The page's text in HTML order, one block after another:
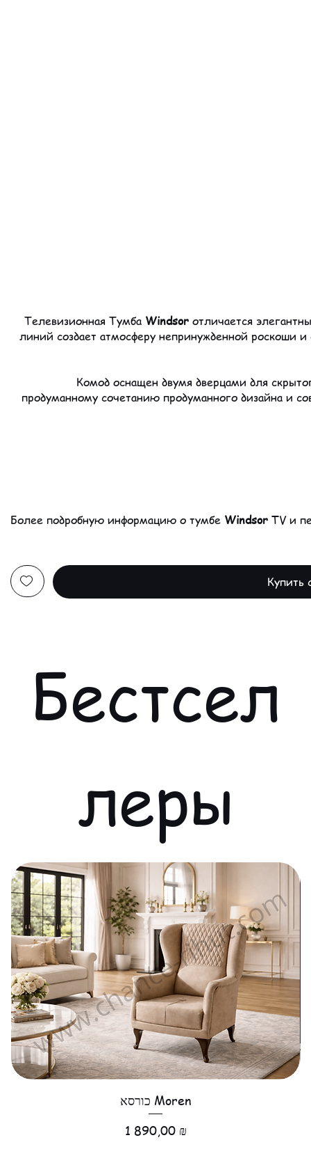
Телевизионная Тумба Windsor отличается
линий создает атмосферу непринужденной роскоши
Комод оснащен двумя дверцами для
продуманному сочетанию продуманного дизайна и
Windsor TV и
Купить
Бестсел
леры
כורסא Moren
Цена
1 890,00 ₪